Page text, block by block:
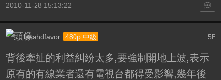
2010-11-28 15:13:22
5F
lasahdfavor 480p 中級
背後牽扯的利益糾紛太多,要強制開地上波,表示
原有的有線業者還有電視台都得受影響,幾年後